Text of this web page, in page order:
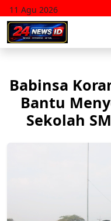
11 Agu 2026
Babinsa
Bantu
Sekolah